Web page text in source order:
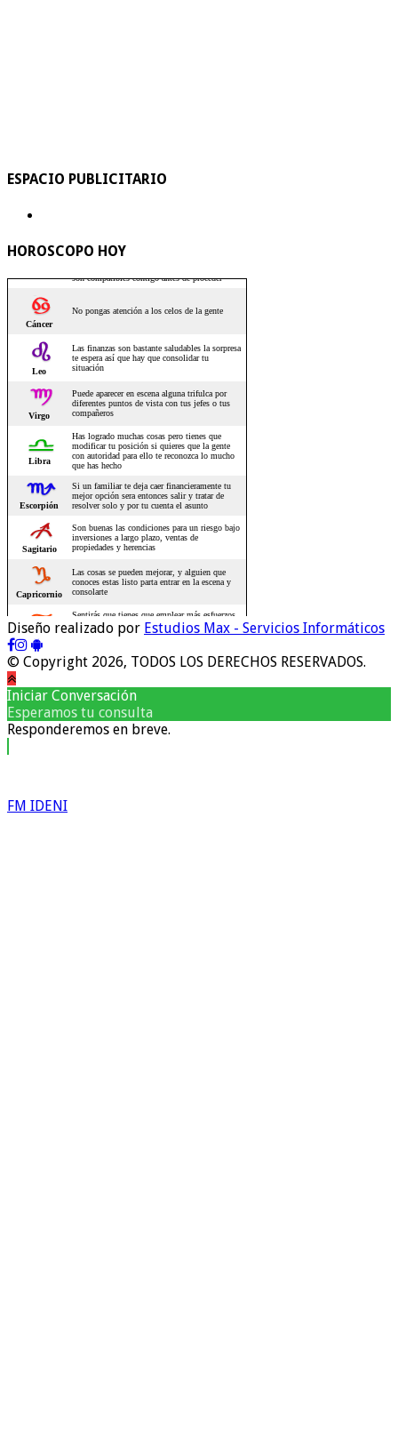
ESPACIO PUBLICITARIO
HOROSCOPO HOY
Diseño realizado por Estudios Max - Servicios Informáticos
© Copyright 2026, TODOS LOS DERECHOS RESERVADOS.
Iniciar Conversación
Esperamos tu consulta
Responderemos en breve.
FM IDENI